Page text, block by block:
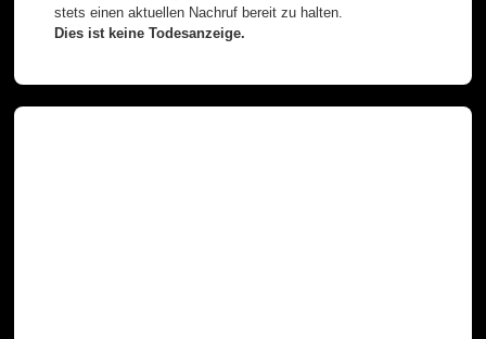
stets einen aktuellen Nachruf bereit zu halten.
Dies ist keine Todesanzeige.